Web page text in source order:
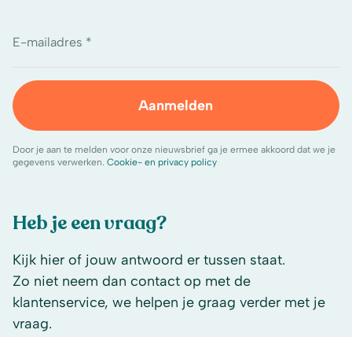
Heb je een vraag?
Kijk hier of jouw antwoord er tussen staat.
Zo niet neem dan contact op met de
klantenservice, we helpen je graag verder met je
vraag.
E-mailadres *
Aanmelden
Door je aan te melden voor onze nieuwsbrief ga je ermee akkoord dat we je
gegevens verwerken. Cookie- en privacy policy